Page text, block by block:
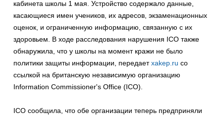
кабинета школы 1 мая. Устройство содержало данные,
касающиеся имен учеников, их адресов, экзаменационных
оценок, и ограниченную информацию, связанную с их
здоровьем. В ходе расследования нарушения ICO также
обнаружила, что у школы на момент кражи не было
политики защиты информации, передаетxakep.ru со
ссылкой на британскую независимую организацию
Information Commissioner's Office (ICO).
ICO сообщила, что обе организации теперь предприняли